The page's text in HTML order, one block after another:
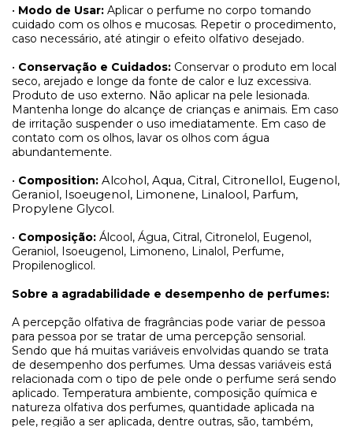
• Modo de Usar: Aplicar o perfume no corpo tomando
cuidado com os olhos e mucosas. Repetir o procedimento,
caso necessário, até atingir o efeito olfativo desejado.
• Conservação e Cuidados: Conservar o produto em local
seco, arejado e longe da fonte de calor e luz excessiva.
Produto de uso externo. Não aplicar na pele lesionada.
Mantenha longe do alcançe de crianças e animais. Em caso
de irritação suspender o uso imediatamente. Em caso de
contato com os olhos, lavar os olhos com água
abundantemente.
• Composition: Alcohol, Aqua, Citral, Citronellol, Eugenol,
Geraniol, Isoeugenol, Limonene, Linalool, Parfum,
Propylene Glycol.
• Composição: Álcool, Água, Citral, Citronelol, Eugenol,
Geraniol, Isoeugenol, Limoneno, Linalol, Perfume,
Propilenoglicol.
Sobre a agradabilidade e desempenho de perfumes:
A percepção olfativa de fragrâncias pode variar de pessoa
para pessoa por se tratar de uma percepção sensorial.
Sendo que há muitas variáveis envolvidas quando se trata
de desempenho dos perfumes. Uma dessas variáveis está
relacionada com o tipo de pele onde o perfume será sendo
aplicado. Temperatura ambiente, composição química e
natureza olfativa dos perfumes, quantidade aplicada na
pele, região a ser aplicada, dentre outras, são, também,